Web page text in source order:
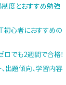
度とおすすめ勉強
初心者におすすめの
ロでも2週間で合格！
出題傾向、学習内容